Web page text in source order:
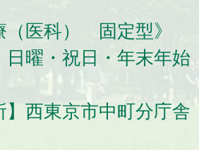
（医科） 固定型》
日曜・祝日・年末年始
】西東京市中町分庁